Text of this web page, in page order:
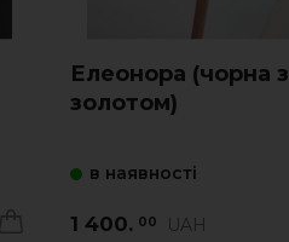
Елеонора (чорна з
золотом)
в наявності
1 400. 00 UAH